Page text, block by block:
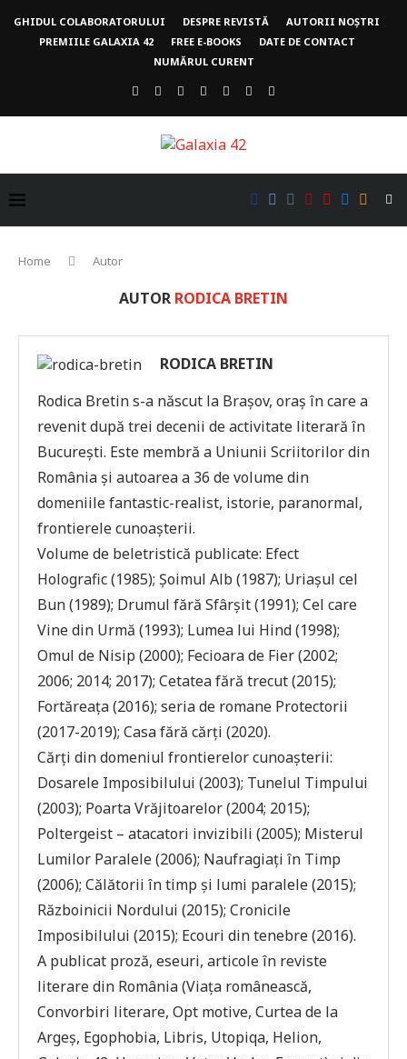
GHIDUL COLABORATORULUI DESPRE REVISTĂ
AUTORII NOȘTRI
PREMIILE GALAXIA 42
FREE E-BOOKS
DATE DE CONTACT
NUMĂRUL CURENT
Home Autor
AUTOR RODICA BRETIN
RODICA BRETIN
Rodica Bretin s-a născut la Braşov, oraş în care a
revenit după trei decenii de activitate literară în
Bucureşti. Este membră a Uniunii Scriitorilor din
România şi autoarea a 36 de volume din
domeniile fantastic-realist, istorie, paranormal,
frontierele cunoaşterii.
Volume de beletristică publicate: Efect
Holografic (1985); Şoimul Alb (1987); Uriaşul cel
Bun (1989); Drumul fără Sfârşit (1991); Cel care
Vine din Urmă (1993); Lumea lui Hind (1998);
Omul de Nisip (2000); Fecioara de Fier (2002;
2006; 2014; 2017); Cetatea fără trecut (2015);
Fortăreaţa (2016); seria de romane Protectorii
(2017-2019); Casa fără cărţi (2020).
Cărţi din domeniul frontierelor cunoaşterii:
Dosarele Imposibilului (2003); Tunelul Timpului
(2003); Poarta Vrăjitoarelor (2004; 2015);
Poltergeist – atacatori invizibili (2005); Misterul
Lumilor Paralele (2006); Naufragiaţi în Timp
(2006); Călătorii în timp şi lumi paralele (2015);
Războinicii Nordului (2015); Cronicile
Imposibilului (2015); Ecouri din tenebre (2016).
A publicat proză, eseuri, articole în reviste
literare din România (Viaţa românească,
Convorbiri literare, Opt motive, Curtea de la
Argeş, Egophobia, Libris, Utopiqa, Helion,